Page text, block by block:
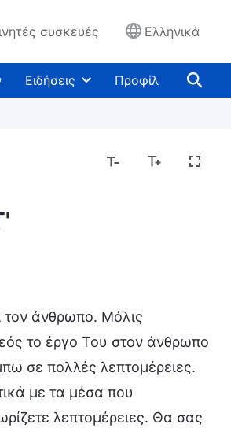
συσκευές Ελληνικά
Ειδήσεις Προφίλ
τον άνθρωπο. Μόλις
το έργο Του στον άνθρωπο
σε πολλές λεπτομέρειες.
με τα μέσα που
λεπτομέρειες. Θα σας